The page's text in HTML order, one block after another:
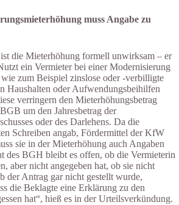
muss Angabe zu
die Mieterhöhung formell unwirksam – er
ein Vermieter bei einer Modernisierung
zum Beispiel zinslose oder -verbilligte
Haushalten oder Aufwendungsbeihilfen
verringern den Mieterhöhungsbetrag
um den Jahresbetrag der
oder des Darlehens. Da die
Schreiben angab, Fördermittel der KfW
sie in der Mieterhöhung auch Angaben
des BGH bleibt es offen, ob die Vermieterin
aber nicht angegeben hat, ob sie nicht
der Antrag gar nicht gestellt wurde,
die Beklagte eine Erklärung zu den
hat“, hieß es in der Urteilsverkündung.